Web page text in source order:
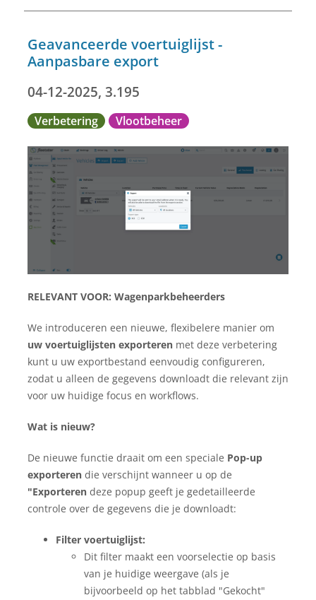
Geavanceerde voertuiglijst -
Aanpasbare export
04-12-2025, 3.195
Verbetering Vlootbeheer
RELEVANT VOOR: Wagenparkbeheerders
We introduceren een nieuwe, flexibelere manier om
uw voertuiglijsten exporterenmet deze verbetering
kunt u uw exportbestand eenvoudig configureren,
zodat u alleen de gegevens downloadt die relevant zijn
voor uw huidige focus en workflows.
Wat is nieuw?
De nieuwe functie draait om een speciale Pop-up
exporterendie verschijnt wanneer u op de
"Exporterendeze popup geeft je gedetailleerde
controle over de gegevens die je downloadt:
Filter voertuiglijst:
Dit filter maakt een voorselectie op basis
van je huidige weergave (als je
bijvoorbeeld op het tabblad "Gekocht"